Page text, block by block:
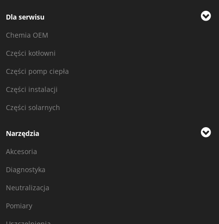
Dla serwisu
Chemia OEM
Części kotłowni
Części pomp ciepła
Części instalacji
Części solarnych
Narzędzia
Akcesoria
Diagnostyka
Neutralizacja
Pomiary